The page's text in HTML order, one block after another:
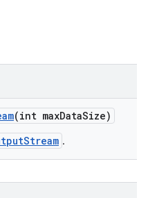
(int maxDataSize)
.